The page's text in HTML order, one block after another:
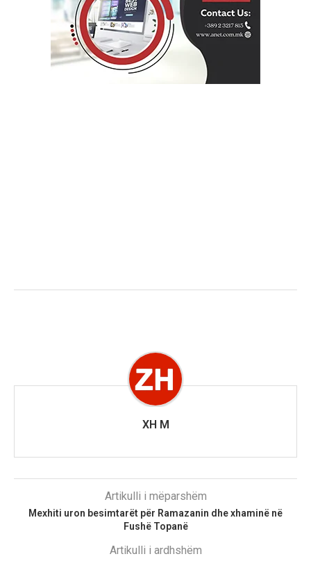
XH M
Artikulli i mëparshëm
Mexhiti uron besimtarët për Ramazanin dhe xhaminë në
Fushë Topanë
Artikulli i ardhshëm